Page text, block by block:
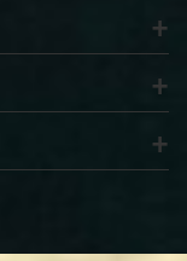
+
+
+